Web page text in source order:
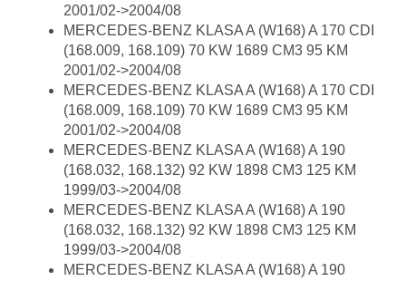
2001/02->2004/08
MERCEDES-BENZ KLASA A (W168) A 170 CDI
(168.009, 168.109) 70 KW 1689 CM3 95 KM
2001/02->2004/08
MERCEDES-BENZ KLASA A (W168) A 170 CDI
(168.009, 168.109) 70 KW 1689 CM3 95 KM
2001/02->2004/08
MERCEDES-BENZ KLASA A (W168) A 190
(168.032, 168.132) 92 KW 1898 CM3 125 KM
1999/03->2004/08
MERCEDES-BENZ KLASA A (W168) A 190
(168.032, 168.132) 92 KW 1898 CM3 125 KM
1999/03->2004/08
MERCEDES-BENZ KLASA A (W168) A 190